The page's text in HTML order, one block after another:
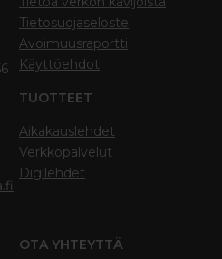
Tietosuojaseloste
Avoimuusraportti
Käyttöehdot
TUOTTEET
Aikakauslehdet
Verkkopalvelut
Digilehdet
OTA YHTEYTTÄ